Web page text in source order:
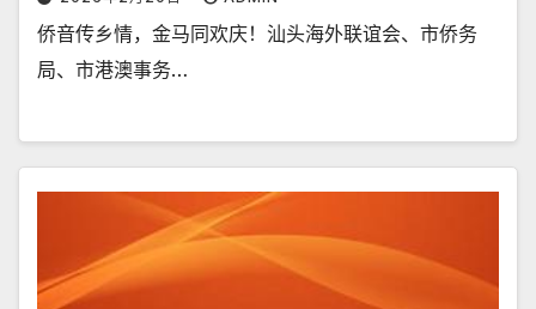
侨音传乡情，金马同欢庆！汕头海外联谊会、市侨务
局、市港澳事务…